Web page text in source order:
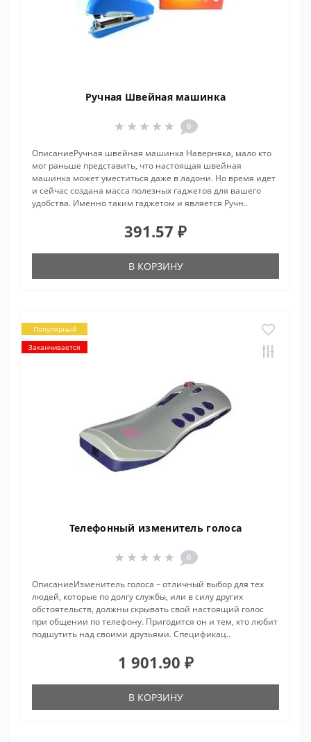
Ручная Швейная машинка
0
ОписаниеРучная швейная машинка Наверняка, мало кто
мог раньше представить, что настоящая швейная
машинка может уместиться даже в ладони. Но время идет
и сейчас создана масса полезных гаджетов для вашего
удобства. Именно таким гаджетом и является Ручн..
391.57 ₽
В КОРЗИНУ
Популярный
Заканчивается
Телефонный изменитель голоса
0
ОписаниеИзменитель голоса – отличный выбор для тех
людей, которые по долгу службы, или в силу других
обстоятельств, должны скрывать свой настоящий голос
при общении по телефону. Пригодится он и тем, кто любит
подшутить над своими друзьями. Спецификац..
1 901.90 ₽
В КОРЗИНУ